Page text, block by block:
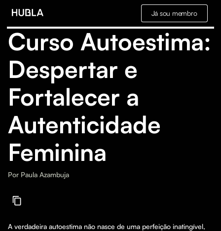
Já sou membro
Curso Autoestima:
Despertar e
Fortalecer a
Autenticidade
Feminina
Por Paula Azambuja
A verdadeira autoestima não nasce de uma perfeição inatingível,